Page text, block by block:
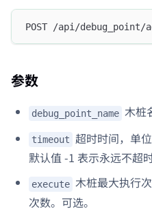
POST /api/debug_point/
参数
debug_point_name 木桩
timeout
超时时间，单
默认值 -1 表示永远不超
execute 木桩最大执行
次数。可选。